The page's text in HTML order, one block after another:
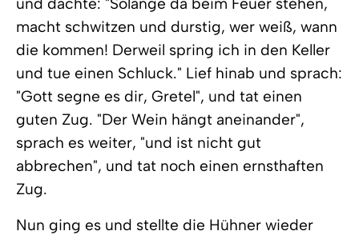
macht schwitzen und durstig, wer weiß, wann
die kommen! Derweil spring ich in den Keller
und tue einen Schluck." Lief hinab und sprach:
"Gott segne es dir, Gretel", und tat einen
guten Zug. "Der Wein hängt aneinander",
sprach es weiter, "und ist nicht gut
abbrechen", und tat noch einen ernsthaften
Zug.
Nun ging es und stellte die Hühner wieder